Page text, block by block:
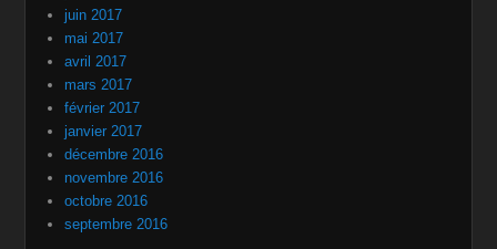
juin 2017
mai 2017
avril 2017
mars 2017
février 2017
janvier 2017
décembre 2016
novembre 2016
octobre 2016
septembre 2016